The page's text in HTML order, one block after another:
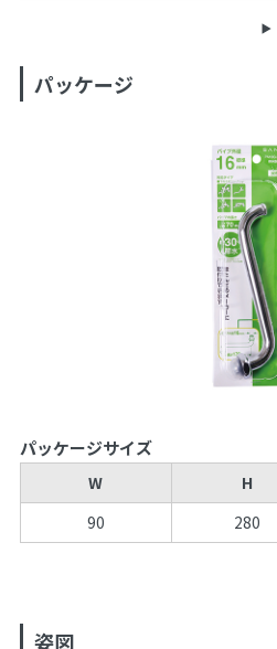
パッケージ
パッケージサイズ
W H
90
280
姿図